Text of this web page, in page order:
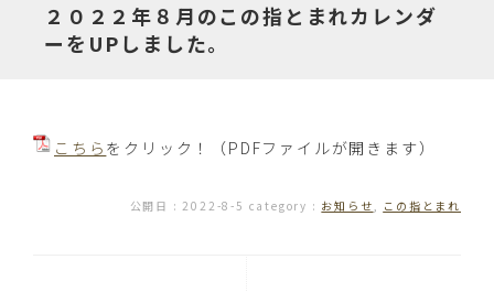
２０２２年８月のこの指とまれカレンダ
ーをUPしました。
こちら をクリック！（PDFファイルが開きます）
公開日 :2022-8-5 category : お知らせ, この指とまれ